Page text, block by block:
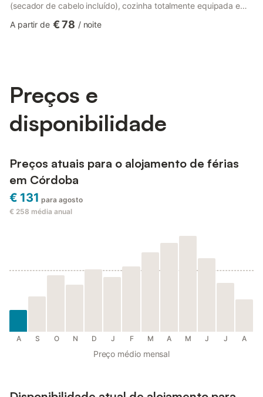
(secador de cabelo incluído), cozinha totalmente equipada e
zona comercial de Córdoba e a 15 minutos a pé do bairro
A partir de € 78 / noite
Preços e
disponibilidade
Preços atuais para o alojamento de férias
em Córdoba
€ 131 para agosto
€ 258 média anual
A S O N D J F M A M J J A
Preço médio mensal